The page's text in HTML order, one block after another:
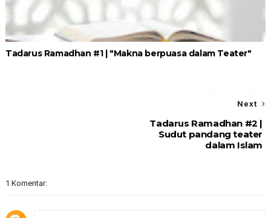
Tadarus Ramadhan #1 | "Makna berpuasa dalam Teater"
Next
Tadarus Ramadhan #2 |
Sudut pandang teater
dalam Islam
1 Komentar: